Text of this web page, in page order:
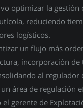
optimizar la
reduciendo
logísticos.
un flujo más
incorporación
al regulador
un área de regulación
el gerente de